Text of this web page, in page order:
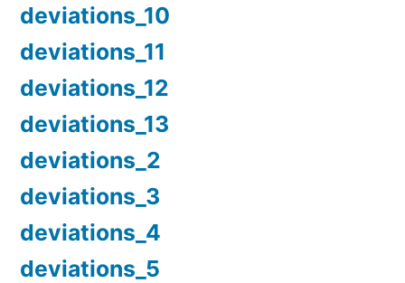
deviations_10
deviations_11
deviations_12
deviations_13
deviations_2
deviations_3
deviations_4
deviations_5